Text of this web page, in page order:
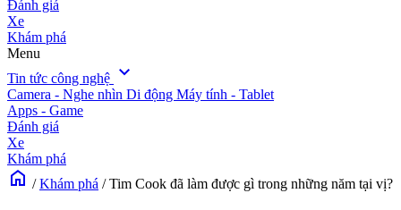
Đánh giá
Xe
Khám phá
Menu
Tin tức công nghệ expand_more
Camera - Nghe nhìn Di động Máy tính - Tablet
Apps - Game
Đánh giá
Xe
Khám phá
home / Khám phá / Tim Cook đã làm được gì trong những năm tại vị?